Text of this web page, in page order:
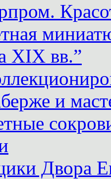
XIX вв.”
и